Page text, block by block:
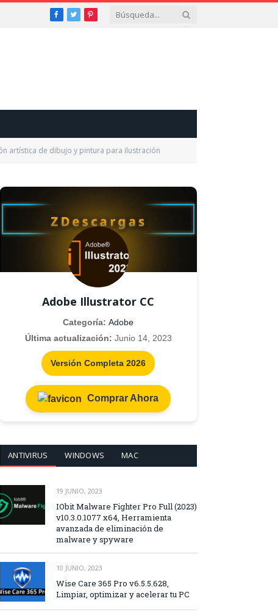
Facebook
TwitterPinterest
artística de dibujo y pintura para ilustración
Adobe Illustrator CC
Categoría: Adobe
Última actualización: Junio 14, 2023
Versión Completa 2026
Comprar Ahora
ANTIVIRUS WINDOWS MAC
19 JUNIO, 2023
IObit Malware Fighter Pro Full (2023)
v10.3.0.1077 x64, Herramienta
avanzada de eliminación de
malware y spyware
10 JUNIO, 2023
Wise Care 365 Pro v6.5.5.628,
Limpiar, optimizar y acelerar tu PC